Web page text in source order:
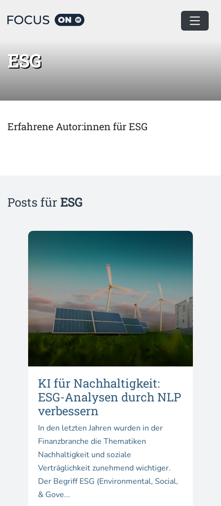
Home ESG
ESG
Erfahrene Autor:innen für ESG
Posts für ESG
KI für Nachhaltigkeit:
ESG-Analysen durch NLP
verbessern
In den letzten Jahren wurden in der
Finanzbranche die Thematiken
Nachhaltigkeit und soziale
Verträglichkeit zunehmend wichtiger.
Der Begriff ESG (Environmental, Social,
& Gove...